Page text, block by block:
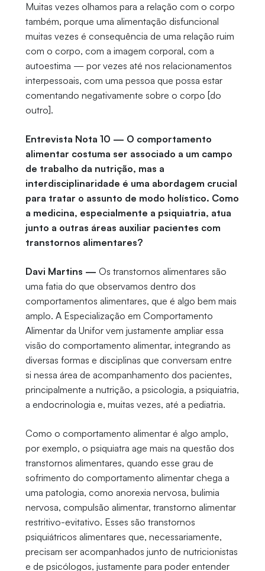
Muitas vezes olhamos para a relação com o corpo
também, porque uma alimentação disfuncional
muitas vezes é consequência de uma relação ruim
com o corpo, com a imagem corporal, com a
autoestima — por vezes até nos relacionamentos
interpessoais, com uma pessoa que possa estar
comentando negativamente sobre o corpo [do
outro].
Entrevista Nota 10 — O comportamento
alimentar costuma ser associado a um campo
de trabalho da nutrição, mas a
interdisciplinaridade é uma abordagem crucial
para tratar o assunto de modo holístico. Como
a medicina, especialmente a psiquiatria, atua
junto a outras áreas auxiliar pacientes com
transtornos alimentares?
Davi Martins — Os transtornos alimentares são
uma fatia do que observamos dentro dos
comportamentos alimentares, que é algo bem mais
amplo. A Especialização em Comportamento
Alimentar da Unifor vem justamente ampliar essa
visão do comportamento alimentar, integrando as
diversas formas e disciplinas que conversam entre
si nessa área de acompanhamento dos pacientes,
principalmente a nutrição, a psicologia, a psiquiatria,
a endocrinologia e, muitas vezes, até a pediatria.
Como o comportamento alimentar é algo amplo,
por exemplo, o psiquiatra age mais na questão dos
transtornos alimentares, quando esse grau de
sofrimento do comportamento alimentar chega a
uma patologia, como anorexia nervosa, bulimia
nervosa, compulsão alimentar, transtorno alimentar
restritivo-evitativo. Esses são transtornos
psiquiátricos alimentares que, necessariamente,
precisam ser acompanhados junto de nutricionistas
e de psicólogos, justamente para poder entender